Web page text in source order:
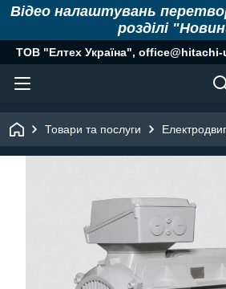
Відео налаштувань
розділі
ТОВ "Елтех Україна", office@hitachi-
Товари та послуги